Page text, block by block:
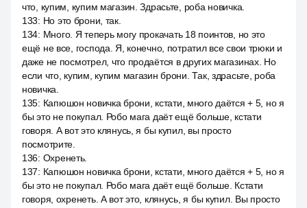
что, купим, купим магазин. Здрасьте, роба новичка.
133: Но это брони, так.
134: Много. Я теперь могу прокачать 18 поинтов, но это
ещё не все, господа. Я, конечно, потратил все свои трюки и
даже не посмотрел, что продаётся в других магазинах. Но
если что, купим, купим магазин брони. Так, здрасьте, роба
новичка.
135: Капюшон новичка брони, кстати, много даётся + 5, но я
бы это не покупал. Робо мага даёт ещё больше, кстати
говоря. А вот это клянусь, я бы купил, вы просто
посмотрите.
136: Охренеть.
137: Капюшон новичка брони, кстати, много даётся + 5, но я
бы это не покупал. Робо мага даёт ещё больше. Кстати
говоря, охренеть. А вот это, клянусь, я бы купил. Вы просто